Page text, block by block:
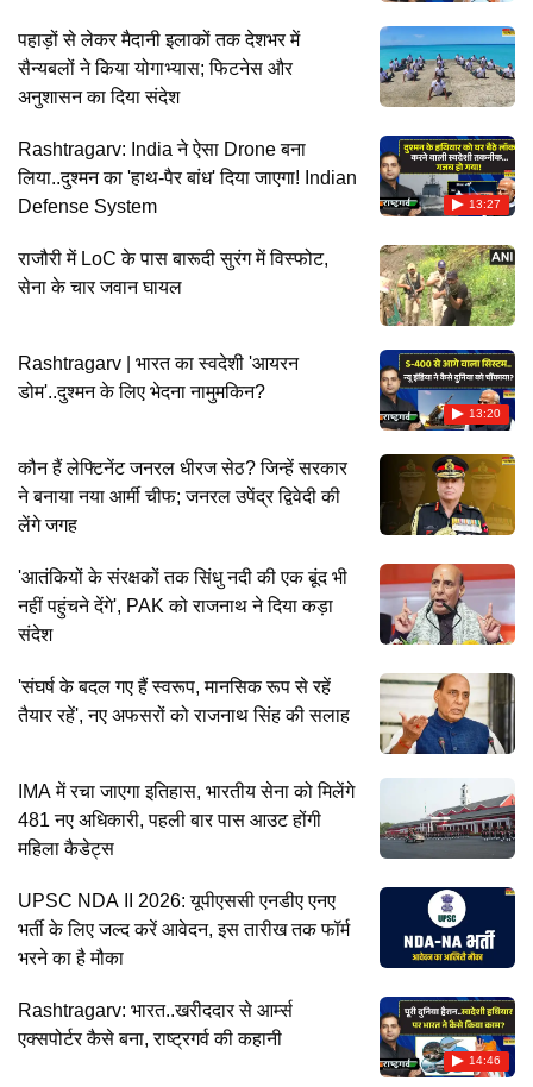
पहाड़ों से लेकर मैदानी इलाकों तक देशभर में
सैन्यबलों ने किया योगाभ्यास; फिटनेस और
अनुशासन का दिया संदेश
13:27
Rashtragarv: India ने ऐसा Drone बना
लिया..दुश्मन का 'हाथ-पैर बांध' दिया जाएगा! Indian
Defense System
राजौरी में LoC के पास बारूदी सुरंग में विस्फोट,
सेना के चार जवान घायल
13:20
Rashtragarv | भारत का स्वदेशी 'आयरन
डोम'..दुश्मन के लिए भेदना नामुमकिन?
कौन हैं लेफ्टिनेंट जनरल धीरज सेठ? जिन्हें सरकार
ने बनाया नया आर्मी चीफ; जनरल उपेंद्र द्विवेदी की
लेंगे जगह
'आतंकियों के संरक्षकों तक सिंधु नदी की एक बूंद भी
नहीं पहुंचने देंगे', PAK को राजनाथ ने दिया कड़ा
संदेश
'संघर्ष के बदल गए हैं स्वरूप, मानसिक रूप से रहें
तैयार रहें', नए अफसरों को राजनाथ सिंह की सलाह
IMA में रचा जाएगा इतिहास, भारतीय सेना को मिलेंगे
481 नए अधिकारी, पहली बार पास आउट होंगी
महिला कैडेट्स
UPSC NDA II 2026: यूपीएससी एनडीए एनए
भर्ती के लिए जल्द करें आवेदन, इस तारीख तक फॉर्म
भरने का है मौका
14:46
Rashtragarv: भारत..खरीददार से आर्म्स
एक्सपोर्टर कैसे बना, राष्ट्रगर्व की कहानी